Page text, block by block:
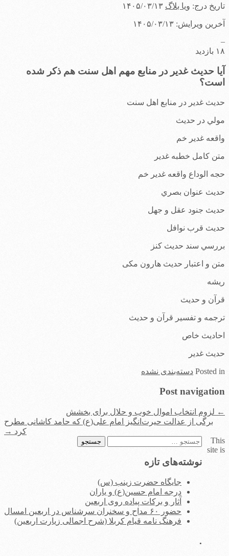
تاریخ درج: ویا بلاگ
آخرین ویرایش: ۱۴۰۵/۰۳/۱۳
–
۱۸ بازدید
آیا حدیث غدیر در منابع مهم اهل سنت هم ذکر شده
است؟
حديث غدير در منابع اهل سنت
مولي در حديث
واقعه غدير خم
متن كامل خطبه غدير
حجه الوداع واقعه غدير خم
حديث عنوان بصري
حديث جنود عقل و جهل
حديث قرب نوافل
بررسي سند حديث كنز
متن و اعتبار حدیث هارون مکی
ریشه
قرآن و حدیث
ترجمه و تفسیر قرآن و حدیث
احادیث خاص
حدیث غدیر
Posted in دسته‌بندی نشده
Post navigation
← لزوم انتخاب اموال خوب و حلال برای بخشش
برگی از عدالت حیرت‌انگیز امام علی(ع) که حامد کاشانی مطرح
کرد →
جستجو
نوشته‌های تازه
جایگاه حضرت زینب (س)
درجه امام حسین(ع) و یاران
آثار و برکات پیاده روی اربعین
حضور ۶۰ مداح و سخنران سرشناس در اربعین امسال
فرهنگ نامه قیام کربلا (شرح اجمالی زیارت اربعین)
.
This
site is